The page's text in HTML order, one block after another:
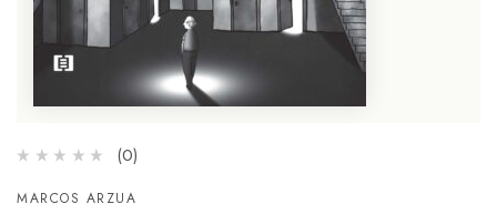
(0)
MARCOS ARZUA